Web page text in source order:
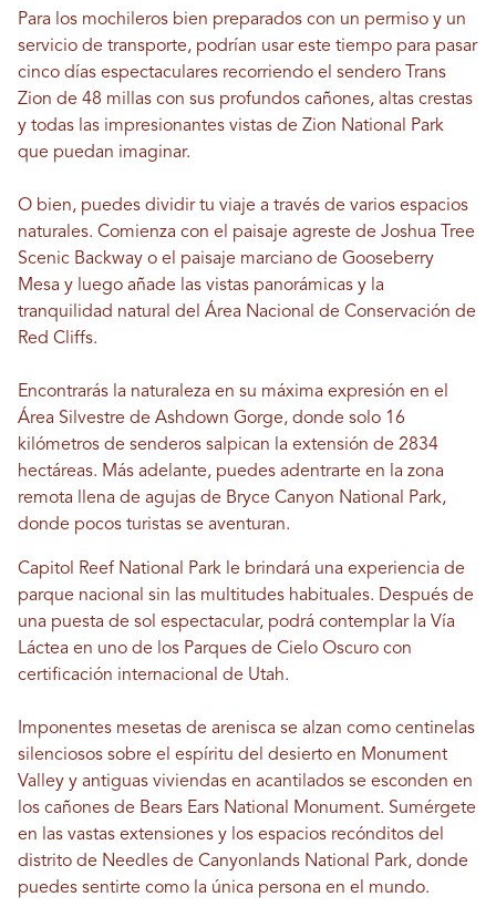
Para los mochileros bien preparados con un permiso y un
servicio de transporte, podrían usar este tiempo para pasar
cinco días espectaculares recorriendo el sendero Trans
Zion de 48 millas con sus profundos cañones, altas crestas
y todas las impresionantes vistas de Zion National Park
que puedan imaginar.
O bien, puedes dividir tu viaje a través de varios espacios
naturales. Comienza con el paisaje agreste de Joshua Tree
Scenic Backway o el paisaje marciano de Gooseberry
Mesa y luego añade las vistas panorámicas y la
tranquilidad natural del Área Nacional de Conservación de
Red Cliffs.
Encontrarás la naturaleza en su máxima expresión en el
Área Silvestre de Ashdown Gorge, donde solo 16
kilómetros de senderos salpican la extensión de 2834
hectáreas. Más adelante, puedes adentrarte en la zona
remota llena de agujas de Bryce Canyon National Park,
donde pocos turistas se aventuran.
Capitol Reef National Park le brindará una experiencia de
parque nacional sin las multitudes habituales. Después de
una puesta de sol espectacular, podrá contemplar la Vía
Láctea en uno de los Parques de Cielo Oscuro con
certificación internacional de Utah.
Imponentes mesetas de arenisca se alzan como centinelas
silenciosos sobre el espíritu del desierto en Monument
Valley y antiguas viviendas en acantilados se esconden en
los cañones de Bears Ears National Monument. Sumérgete
en las vastas extensiones y los espacios recónditos del
distrito de Needles de Canyonlands National Park, donde
puedes sentirte como la única persona en el mundo.